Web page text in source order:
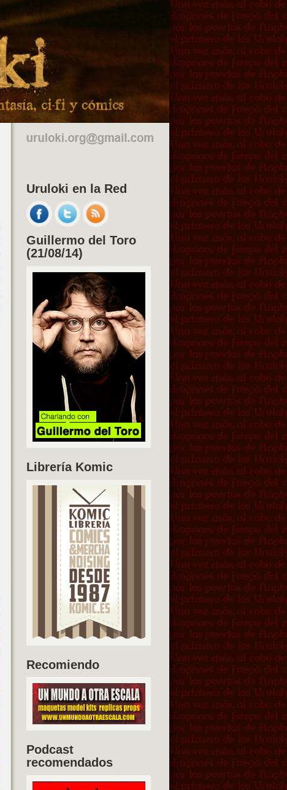
Uruloki en la Red
Guillermo del Toro
(21/08/14)
Librería Komic
Recomiendo
Podcast
recomendados